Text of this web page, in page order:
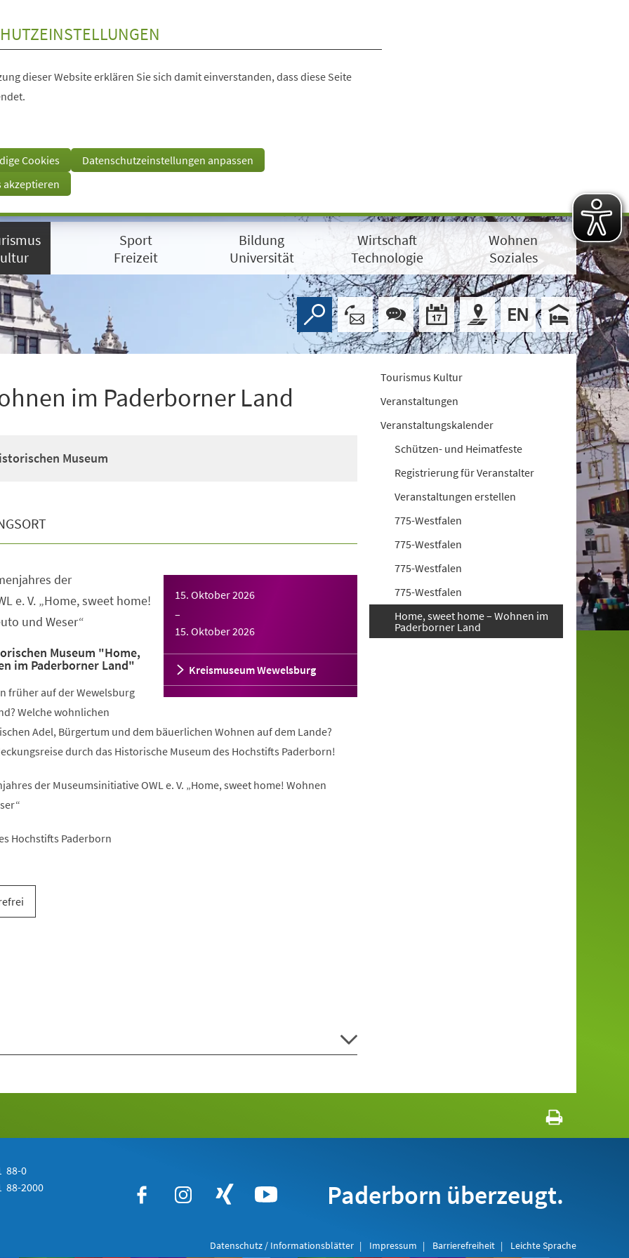
dieser Website erklären Sie sich damit einverstanden, dass diese Seite
Cookies
Datenschutzeinstellungen anpassen
akzeptieren
Sport
Freizeit
Bildung
Universität
Wirtschaft
Technologie
Wohnen
Soziales
im Paderborner Land
Museum
15. Oktober 2026
–
15. Oktober 2026
Kreismuseum Wewelsburg
der
e. V. „Home, sweet home!
und Weser“
Museum "Home,
im Paderborner Land"
früher auf der Wewelsburg
Welche wohnlichen
Adel, Bürgertum und dem bäuerlichen Wohnen auf dem Lande?
durch das Historische Museum des Hochstifts Paderborn!
der Museumsinitiative OWL e. V. „Home, sweet home! Wohnen
Hochstifts Paderborn
Tourismus Kultur
Veranstaltungen
Veranstaltungskalender
Schützen- und Heimatfeste
Registrierung für Veranstalter
Veranstaltungen erstellen
775-Westfalen
775-Westfalen
775-Westfalen
775-Westfalen
Home, sweet home – Wohnen im
Paderborner Land
88-0
88-2000 Paderborn überzeugt.
Datenschutz / Informationsblätter Impressum Barrierefreiheit Leichte Sprache